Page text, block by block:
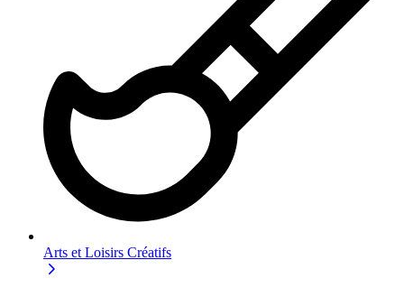
Arts et Loisirs Créatifs